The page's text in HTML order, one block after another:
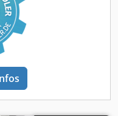
control software
The system can be
any automatic
feeding control,
integration into